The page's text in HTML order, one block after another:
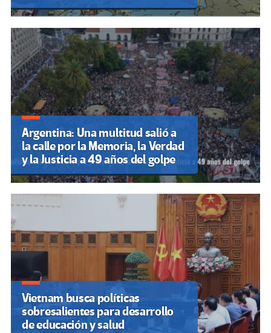
Argentina: Una multitud salió a
la calle por la Memoria, la Verdad
y la Justicia a 49 años del golpe
Vietnam busca políticas
sobresalientes para desarrollo
de educación y salud